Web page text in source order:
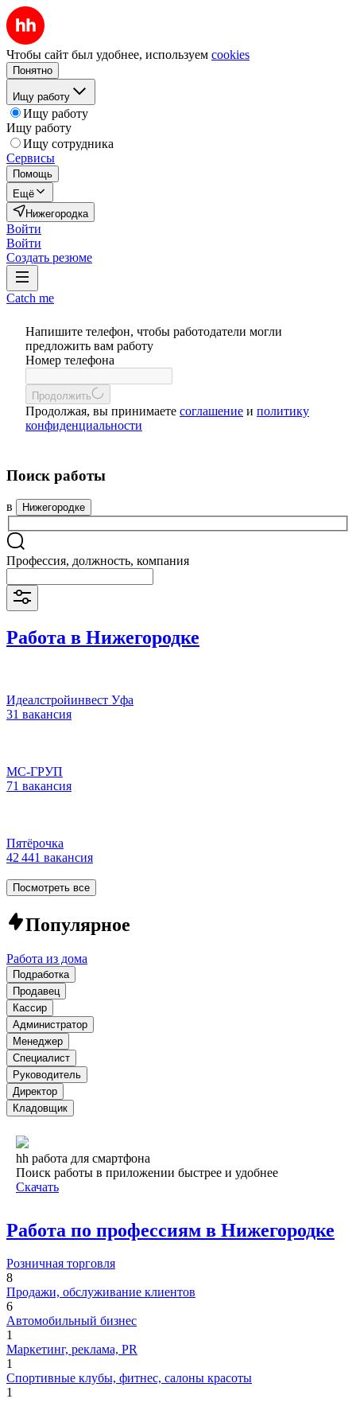
Чтобы сайт был удобнее, используем cookies
Понятно
Ищу работу
Ищу работу
Ищу работу
Ищу сотрудника
Сервисы
Помощь
Ещё
Нижегородка
Войти
Войти
Создать резюме
Catch me
Напишите телефон, чтобы работодатели могли
предложить вам работу
Номер телефона
Продолжить
Продолжая, вы принимаете соглашение и политику
конфиденциальности
Поиск работы
в Нижегородке
Профессия, должность, компания
Работа в Нижегородке
Идеалстройинвест Уфа
31 вакансия
МС-ГРУП
71 вакансия
Пятёрочка
42 441 вакансия
Посмотреть все
Популярное
Работа из дома
Подработка
Продавец
Кассир
Администратор
Менеджер
Специалист
Руководитель
Директор
Кладовщик
hh работа для смартфона
Поиск работы в приложении быстрее и удобнее
Скачать
Работа по профессиям в Нижегородке
Розничная торговля
8
Продажи, обслуживание клиентов
6
Автомобильный бизнес
1
Маркетинг, реклама, PR
1
Спортивные клубы, фитнес, салоны красоты
1